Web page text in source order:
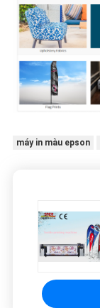
máy in màu epson